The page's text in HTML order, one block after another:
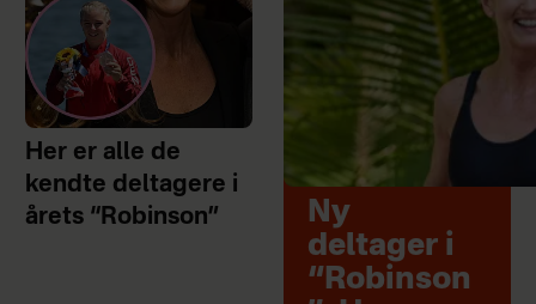
Her er alle de
kendte deltagere i
årets “Robinson”
Ny
deltager i
“Robinson